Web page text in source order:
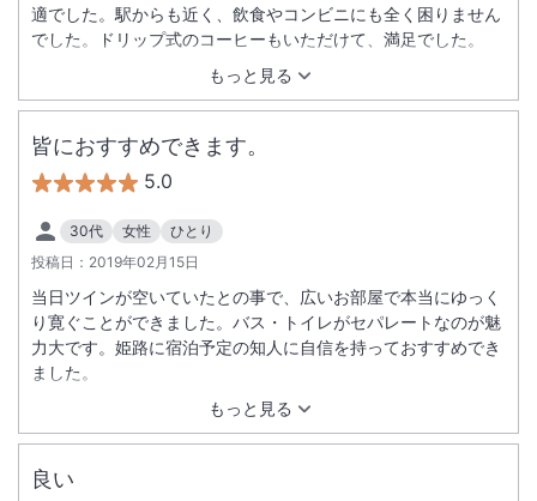
もっと見る
適でした。駅からも近く、飲食やコンビニにも全く困りません
でした。ドリップ式のコーヒーもいただけて、満足でした。
皆におすすめできます。
5.0
30代 女性
ひとり
投稿日： 2019年02月15日
もっと見る
当日ツインが空いていたとの事で、広いお部屋で本当にゆっく
り寛ぐことができました。バス・トイレがセパレートなのが魅
力大です。姫路に宿泊予定の知人に自信を持っておすすめでき
ました。
良い